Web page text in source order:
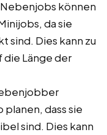
Nebenjobs können
da sie
sind. Dies kann zu
die Länge der
dass sie
sind. Dies kann